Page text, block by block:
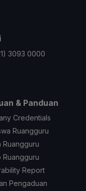
3093 0000
& Panduan
Credentials
Ruangguru
Ruangguru
Ruangguru
Report
Pengaduan